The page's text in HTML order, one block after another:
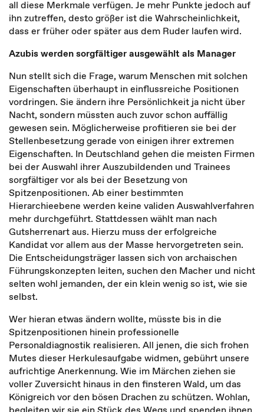
all diese Merkmale verfügen. Je mehr Punkte jedoch auf
ihn zutreffen, desto größer ist die Wahrscheinlichkeit,
dass er früher oder später aus dem Ruder laufen wird.
Azubis werden sorgfältiger ausgewählt als Manager
Nun stellt sich die Frage, warum Menschen mit solchen
Eigenschaften überhaupt in einflussreiche Positionen
vordringen. Sie ändern ihre Persönlichkeit ja nicht über
Nacht, sondern müssten auch zuvor schon auffällig
gewesen sein. Möglicherweise profitieren sie bei der
Stellenbesetzung gerade von einigen ihrer extremen
Eigenschaften. In Deutschland gehen die meisten Firmen
bei der Auswahl ihrer Auszubildenden und Trainees
sorgfältiger vor als bei der Besetzung von
Spitzenpositionen. Ab einer bestimmten
Hierarchieebene werden keine validen Auswahlverfahren
mehr durchgeführt. Stattdessen wählt man nach
Gutsherrenart aus. Hierzu muss der erfolgreiche
Kandidat vor allem aus der Masse hervorgetreten sein.
Die Entscheidungsträger lassen sich von archaischen
Führungskonzepten leiten, suchen den Macher und nicht
selten wohl jemanden, der ein klein wenig so ist, wie sie
selbst.
Wer hieran etwas ändern wollte, müsste bis in die
Spitzenpositionen hinein professionelle
Personaldiagnostik realisieren. All jenen, die sich frohen
Mutes dieser Herkulesaufgabe widmen, gebührt unsere
aufrichtige Anerkennung. Wie im Märchen ziehen sie
voller Zuversicht hinaus in den finsteren Wald, um das
Königreich vor den bösen Drachen zu schützen. Wohlan,